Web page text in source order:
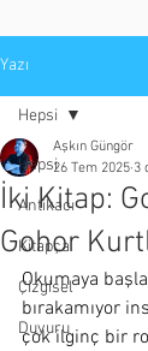
Yazı
Hepsi
Antikacı
Kitapça
Çizgisel
Duyuru
Hepsi
İki Kitap:
Gohor
Aşkın Güngör
26 Tem 2025 3
Okumaya
bırakamıyor
çok ilginç bir